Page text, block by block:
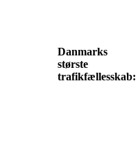
Danmarks
største
trafikfællesskab: